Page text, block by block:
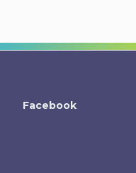
Facebook